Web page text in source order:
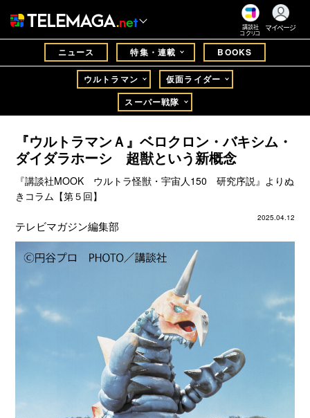
講談社
コクリコ
マイページ
ニュース 特集・連載 BOOKS
ウルトラマン
仮面ライダー
スーパー戦隊
『ウルトラマンＡ』ベロクロン・バキシム・
ダイダラホーシ 超獣という新概念
『講談社MOOK ウルトラ怪獣・宇宙人150 研究序説』よりぬ
きコラム【第５回】
2025.04.12
テレビマガジン編集部